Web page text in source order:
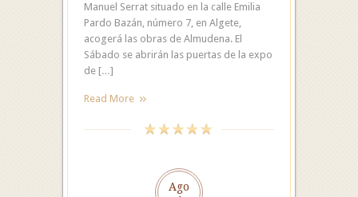
Manuel Serrat situado en la calle Emilia
Pardo Bazán, número 7, en Algete,
acogerá las obras de Almudena. El
Sábado se abrirán las puertas de la expo
de […]
Read More
Ago